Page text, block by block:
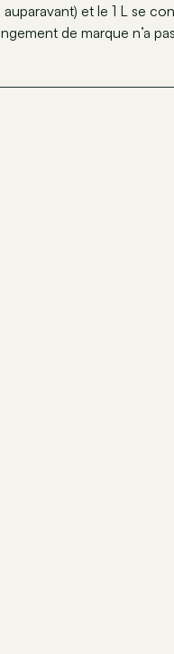
et le 1 L se
de marque n’a